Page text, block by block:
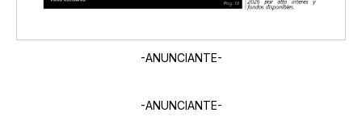
-ANUNCIANTE-
-ANUNCIANTE-